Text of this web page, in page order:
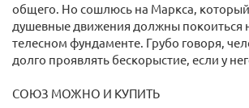
общего. Но сошлюсь на Маркса, который
душевные движения должны покоиться
телесном фундаменте. Грубо говоря,
долго проявлять бескорыстие, если у
СОЮЗ МОЖНО И КУПИТЬ